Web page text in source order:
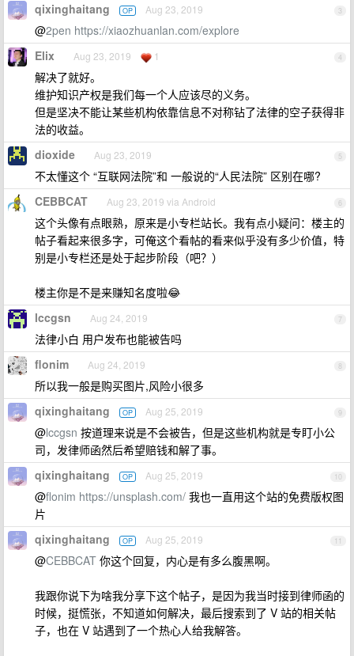
3
qixinghaitang OP Aug 23, 2019
@2pen https://xiaozhuanlan.com/explore
4
Elix Aug 23, 2019 1
解决了就好。
维护知识产权是我们每一个人应该尽的义务。
但是坚决不能让某些机构依靠信息不对称钻了法律的空子获得非
法的收益。
5
dioxide Aug 23, 2019
不太懂这个 “互联网法院”和 一般说的“人民法院” 区别在哪?
6
CEBBCAT Aug 23, 2019 via Android
这个头像有点眼熟，原来是小专栏站长。我有点小疑问：楼主的
帖子看起来很多字，可俺这个看帖的看来似乎没有多少价值，特
别是小专栏还是处于起步阶段（吧？）
楼主你是不是来赚知名度啦😂
7
lccgsn Aug 24, 2019
法律小白 用户发布也能被告吗
8
flonim Aug 24, 2019
所以我一般是购买图片,风险小很多
9
qixinghaitang OP Aug 25, 2019
@lccgsn 按道理来说是不会被告，但是这些机构就是专盯小公
司，发律师函然后希望赔钱和解了事。
10
qixinghaitang OP Aug 25, 2019
@flonim https://unsplash.com/ 我也一直用这个站的免费版权图
片
11
qixinghaitang OP Aug 25, 2019
@CEBBCAT 你这个回复，内心是有多么腹黑啊。
我跟你说下为啥我分享下这个帖子，是因为我当时接到律师函的
时候，挺慌张，不知道如何解决，最后搜索到了 V 站的相关帖
子，也在 V 站遇到了一个热心人给我解答。